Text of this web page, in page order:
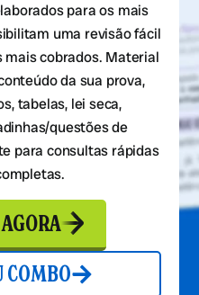
para os mais
uma revisão fácil
cobrados. Material
da sua prova,
tabelas, lei seca,
questões de
para consultas rápidas
COMBO